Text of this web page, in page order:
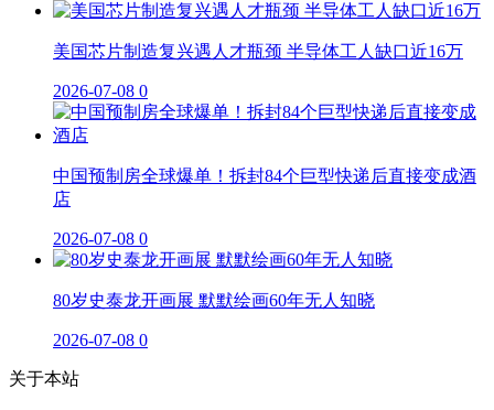
美国芯片制造复兴遇人才瓶颈 半导体工人缺口近16万
2026-07-08 0
中国预制房全球爆单！拆封84个巨型快递后直接变成酒
店
2026-07-08 0
80岁史泰龙开画展 默默绘画60年无人知晓
2026-07-08 0
关于本站